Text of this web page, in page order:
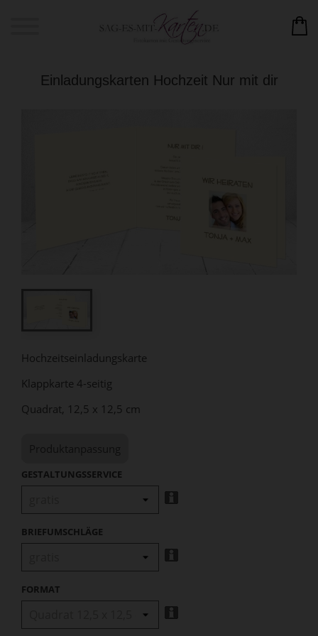
Einladungskarten Hochzeit Nur mit dir
Hochzeitseinladungskarte
Klappkarte 4-seitig
Quadrat, 12,5 x 12,5 cm
GESTALTUNGSSERVICE
BRIEFUMSCHLÄGE
FORMAT